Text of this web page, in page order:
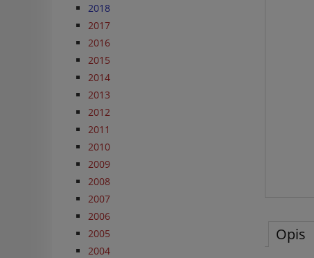
2018
2017
2016
2015
2014
2013
2012
2011
2010
2009
2008
2007
2006
2005
2004
Opis